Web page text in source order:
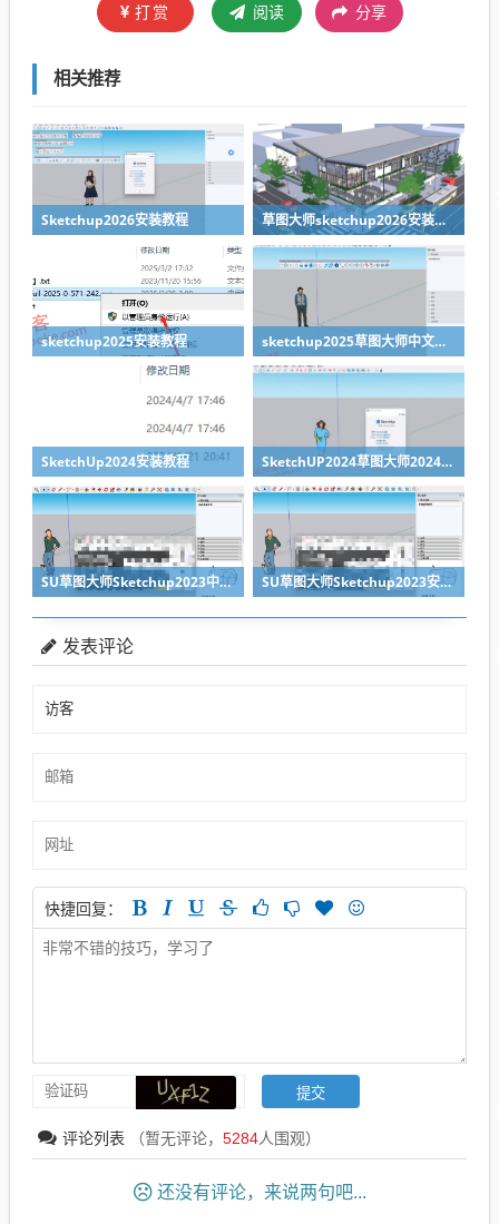
打赏 阅读 分享
相关推荐
Sketchup2026安装教程 草图大师sketchup2026安装包下载
sketchup2025安装教程 sketchup2025草图大师中文版下载
SketchUp2024安装教程 SketchUP2024草图大师2024下载
SU草图大师Sketchup2023中文版下载 SU草图大师Sketchup2023安装教程
发表评论
快捷回复：
评论列表 （暂无评论， 5284人围观）
还没有评论，来说两句吧...